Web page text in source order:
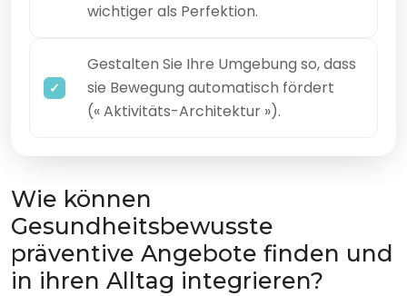
wichtiger als Perfektion.
Gestalten Sie Ihre Umgebung so, dass
sie Bewegung automatisch fördert
(« Aktivitäts-Architektur »).
Wie können
Gesundheitsbewusste
präventive Angebote finden und
in ihren Alltag integrieren?